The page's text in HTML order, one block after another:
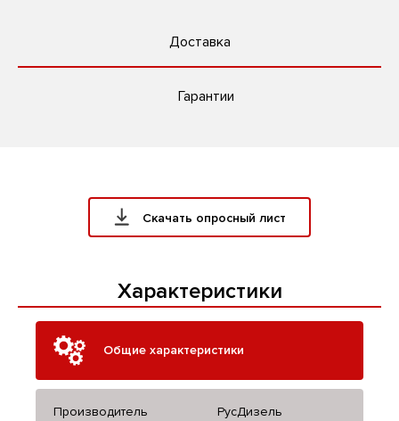
Доставка
Гарантии
Скачать опросный лист
Характеристики
Общие характеристики
Производитель РусДизель